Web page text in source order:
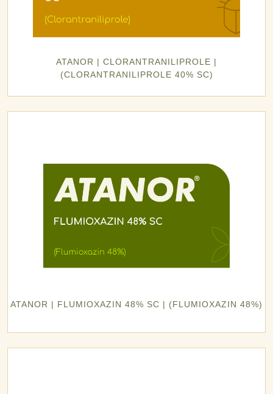
ATANOR | CLORANTRANILIPROLE |
(CLORANTRANILIPROLE 40% SC)
ATANOR | FLUMIOXAZIN 48% SC | (FLUMIOXAZIN 48%)